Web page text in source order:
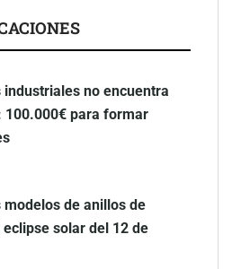
industriales no encuentra
100.000€ para formar
de anillos de
solar del 12 de